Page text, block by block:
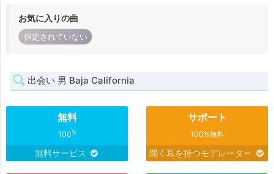
お気に入りの曲
指定されていない
出会い 男 Baja California
無料
100%
無料サービス
サポート
100%無料
聞く耳を持つモデレーター